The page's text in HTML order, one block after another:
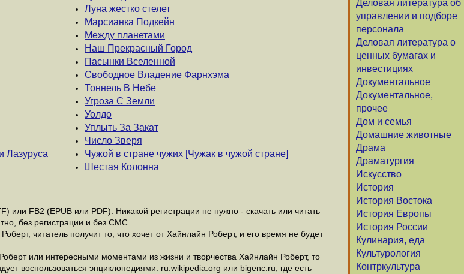
Деловая литература об
управлении и подборе
персонала
Деловая литература о
ценных бумагах и
инвестициях
Документальное
Документальное,
прочее
Дом и семья
Домашние животные
Драма
Драматургия
Искусство
История
История Востока
История Европы
История России
Кулинария, еда
Культурология
Контркультура
Лазуруса
Луна жестко стелет
Марсианка Подкейн
Между планетами
Наш Прекрасный Город
Пасынки Вселенной
Свободное Владение Фарнхэма
Тоннель В Небе
Угроза С Земли
Уолдо
Уплыть За Закат
Число Зверя
Чужой в стране чужих [Чужак в чужой стране]
Шестая Колонна
FB2 (EPUB или PDF). Никакой регистрации не нужно - скачать или читать
без регистрации и без СМС.
читатель получит то, что хочет от Хайнлайн Роберт, и его время не будет
или интересными моментами из жизни и творчества Хайнлайн Роберт, то
воспользоваться энциклопедиями: ru.wikipedia.org или bigenc.ru, где есть